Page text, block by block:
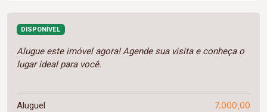
DISPONÍVEL
Alugue este imóvel agora! Agende sua visita e conheça o
lugar ideal para você.
Aluguel 7.000,00